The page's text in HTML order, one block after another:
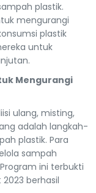
plastik.
mengurangi
plastik
untuk
Mengurangi
ulang, misting,
adalah langkah-
plastik. Para
sampah
ini terbukti
berhasil